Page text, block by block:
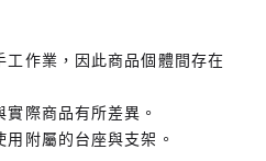
工作業，因此商品個體間存在
際商品有所差異。
附屬的台座與支架。